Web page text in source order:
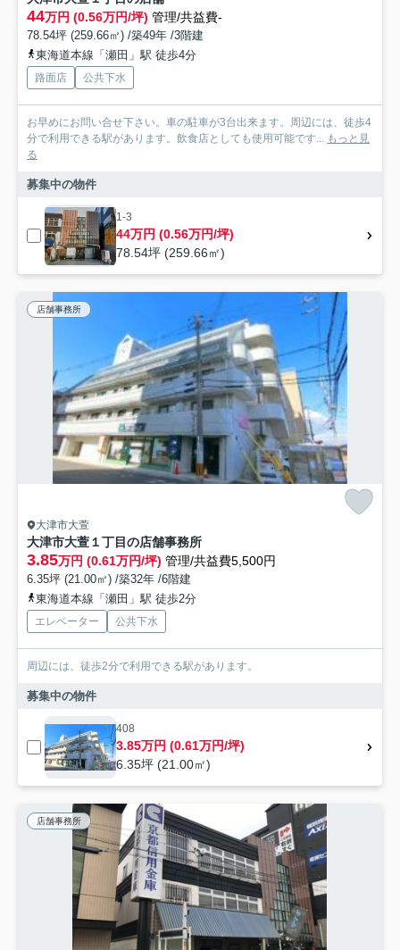
44万円 (0.56万円/坪) 管理/共益費-
78.54坪 (259.66㎡) /築49年 /3階建
東海道本線「瀬田」駅 徒歩4分
路面店 公共下水
お早めにお問い合せ下さい。車の駐車が3台出来ます。周辺には、徒歩4
分で利用できる駅があります。飲食店としても使用可能です... もっと見
る
募集中の物件
1-3
44万円 (0.56万円/坪)
78.54坪 (259.66㎡)
店舗事務所
大津市大萱
大津市大萱１丁目の店舗事務所
3.85万円 (0.61万円/坪) 管理/共益費5,500円
6.35坪 (21.00㎡) /築32年 /6階建
東海道本線「瀬田」駅 徒歩2分
エレベーター 公共下水
周辺には、徒歩2分で利用できる駅があります。
募集中の物件
408
3.85万円 (0.61万円/坪)
6.35坪 (21.00㎡)
店舗事務所